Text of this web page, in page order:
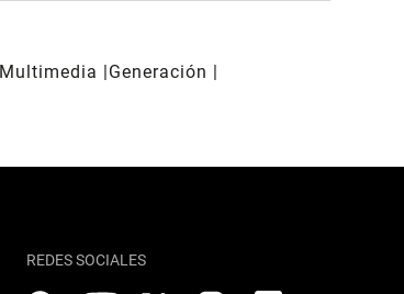
Multimedia
Generación
REDES SOCIALES